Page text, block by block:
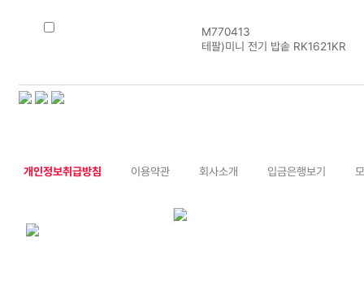
M770413
테팔)미니 전기 밥솥 RK1621KR
개인정보취급방침 이용약관 회사소개 입금은행보기